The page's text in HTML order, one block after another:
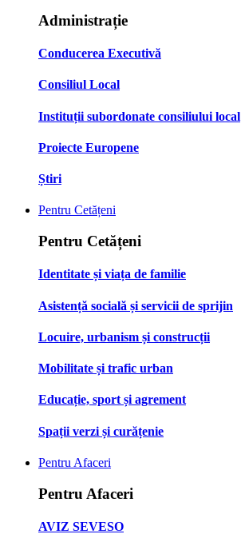
Administrație
Conducerea Executivă
Consiliul Local
Instituții subordonate consiliului local
Proiecte Europene
Știri
Pentru Cetățeni
Pentru Cetățeni
Identitate și viața de familie
Asistență socială și servicii de sprijin
Locuire, urbanism și construcții
Mobilitate și trafic urban
Educație, sport și agrement
Spații verzi și curățenie
Pentru Afaceri
Pentru Afaceri
AVIZ SEVESO